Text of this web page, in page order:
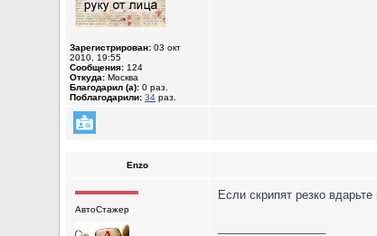
Зарегистрирован: 03 окт
2010, 19:55
Сообщения: 124
Откуда: Москва
Благодарил (а): 0 раз.
Поблагодарили: 34 раз.
Enzo
АвтоСтажер
Если скрипят резко